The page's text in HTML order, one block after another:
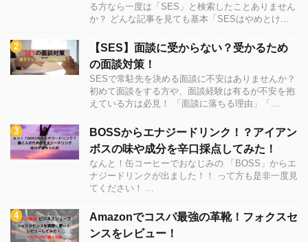
る方なら一度は「SES」と検索したことありません
か？ どんな記事を見ても基本「SESはやめとけ...
【SES】面談に受からない？受かるため
の面談対策！
SESで常駐先を決める面談に不安はありませんか？
初めて面談をする方や、面談経験は有るが不安を抱
えている方は必見！ 「面談に落ちる理由」「...
BOSSからエナジードリンク！？アイアン
ボスの味や成分を辛口採点してみた！
なんと！缶コーヒーでおなじみの 「BOSS」からエ
ナジードリンクが出ました！！ って方も是非一度見
てください！ ...
Amazonでコスパ最強の革靴！フォクスセ
ンスをレビュー！